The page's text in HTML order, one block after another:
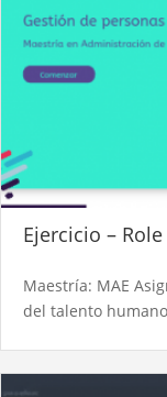
Ejercicio –
Maestría: MAE
del talento